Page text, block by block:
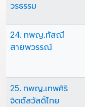
วรธรรม
24. ทพญ.ทัสณี
สายพวรรณ์
25. ทพญ.เทพศิริ
จิตต์สวัสดิ์ไทย